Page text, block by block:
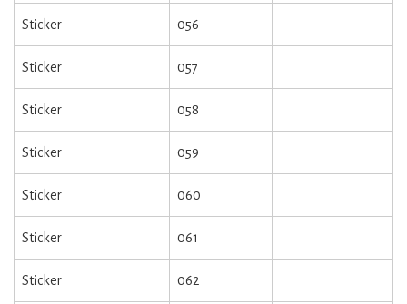
Sticker 056
Sticker 057
Sticker 058
Sticker 059
Sticker 060
Sticker 061
Sticker 062